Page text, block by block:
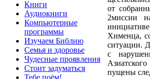
Книги
Аудиокниги
Компьютерные
программы
Изучаем Библию
Семья и здоровье
Чудесные проявления
Стоит задуматься
Тебе поём!
от
2миссии
Хименца,
ситуации.
с
пущены